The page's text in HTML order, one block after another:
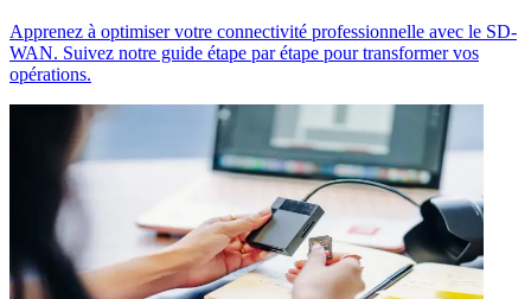
Apprenez à optimiser votre connectivité professionnelle avec le SD-
WAN. Suivez notre guide étape par étape pour transformer vos
opérations.